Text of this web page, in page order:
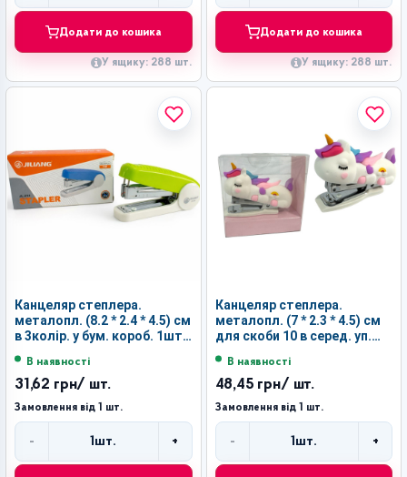
Додати до кошика
У ящику: 288 шт.
Додати до кошика
У ящику: 288 шт.
Канцеляр степлера.
металопл. (8.2 * 2.4 * 4.5) см
в 3колір. у бум. короб. 1шт
В наявності
31,62 грн/ шт.
Замовлення від 1 шт.
- 1шт. +
Канцеляр степлера.
металопл. (7 * 2.3 * 4.5) см
для скоби 10 в серед. уп.
В наявності
48,45 грн/ шт.
Замовлення від 1 шт.
- 1шт. +